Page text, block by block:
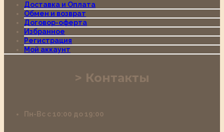
Доставка и Оплата
Обмен и возврат
Договор-оферта
Избранное
Регистрация
Мой аккаунт
Контакты
Пн-Вс с 10:00 до 19:00